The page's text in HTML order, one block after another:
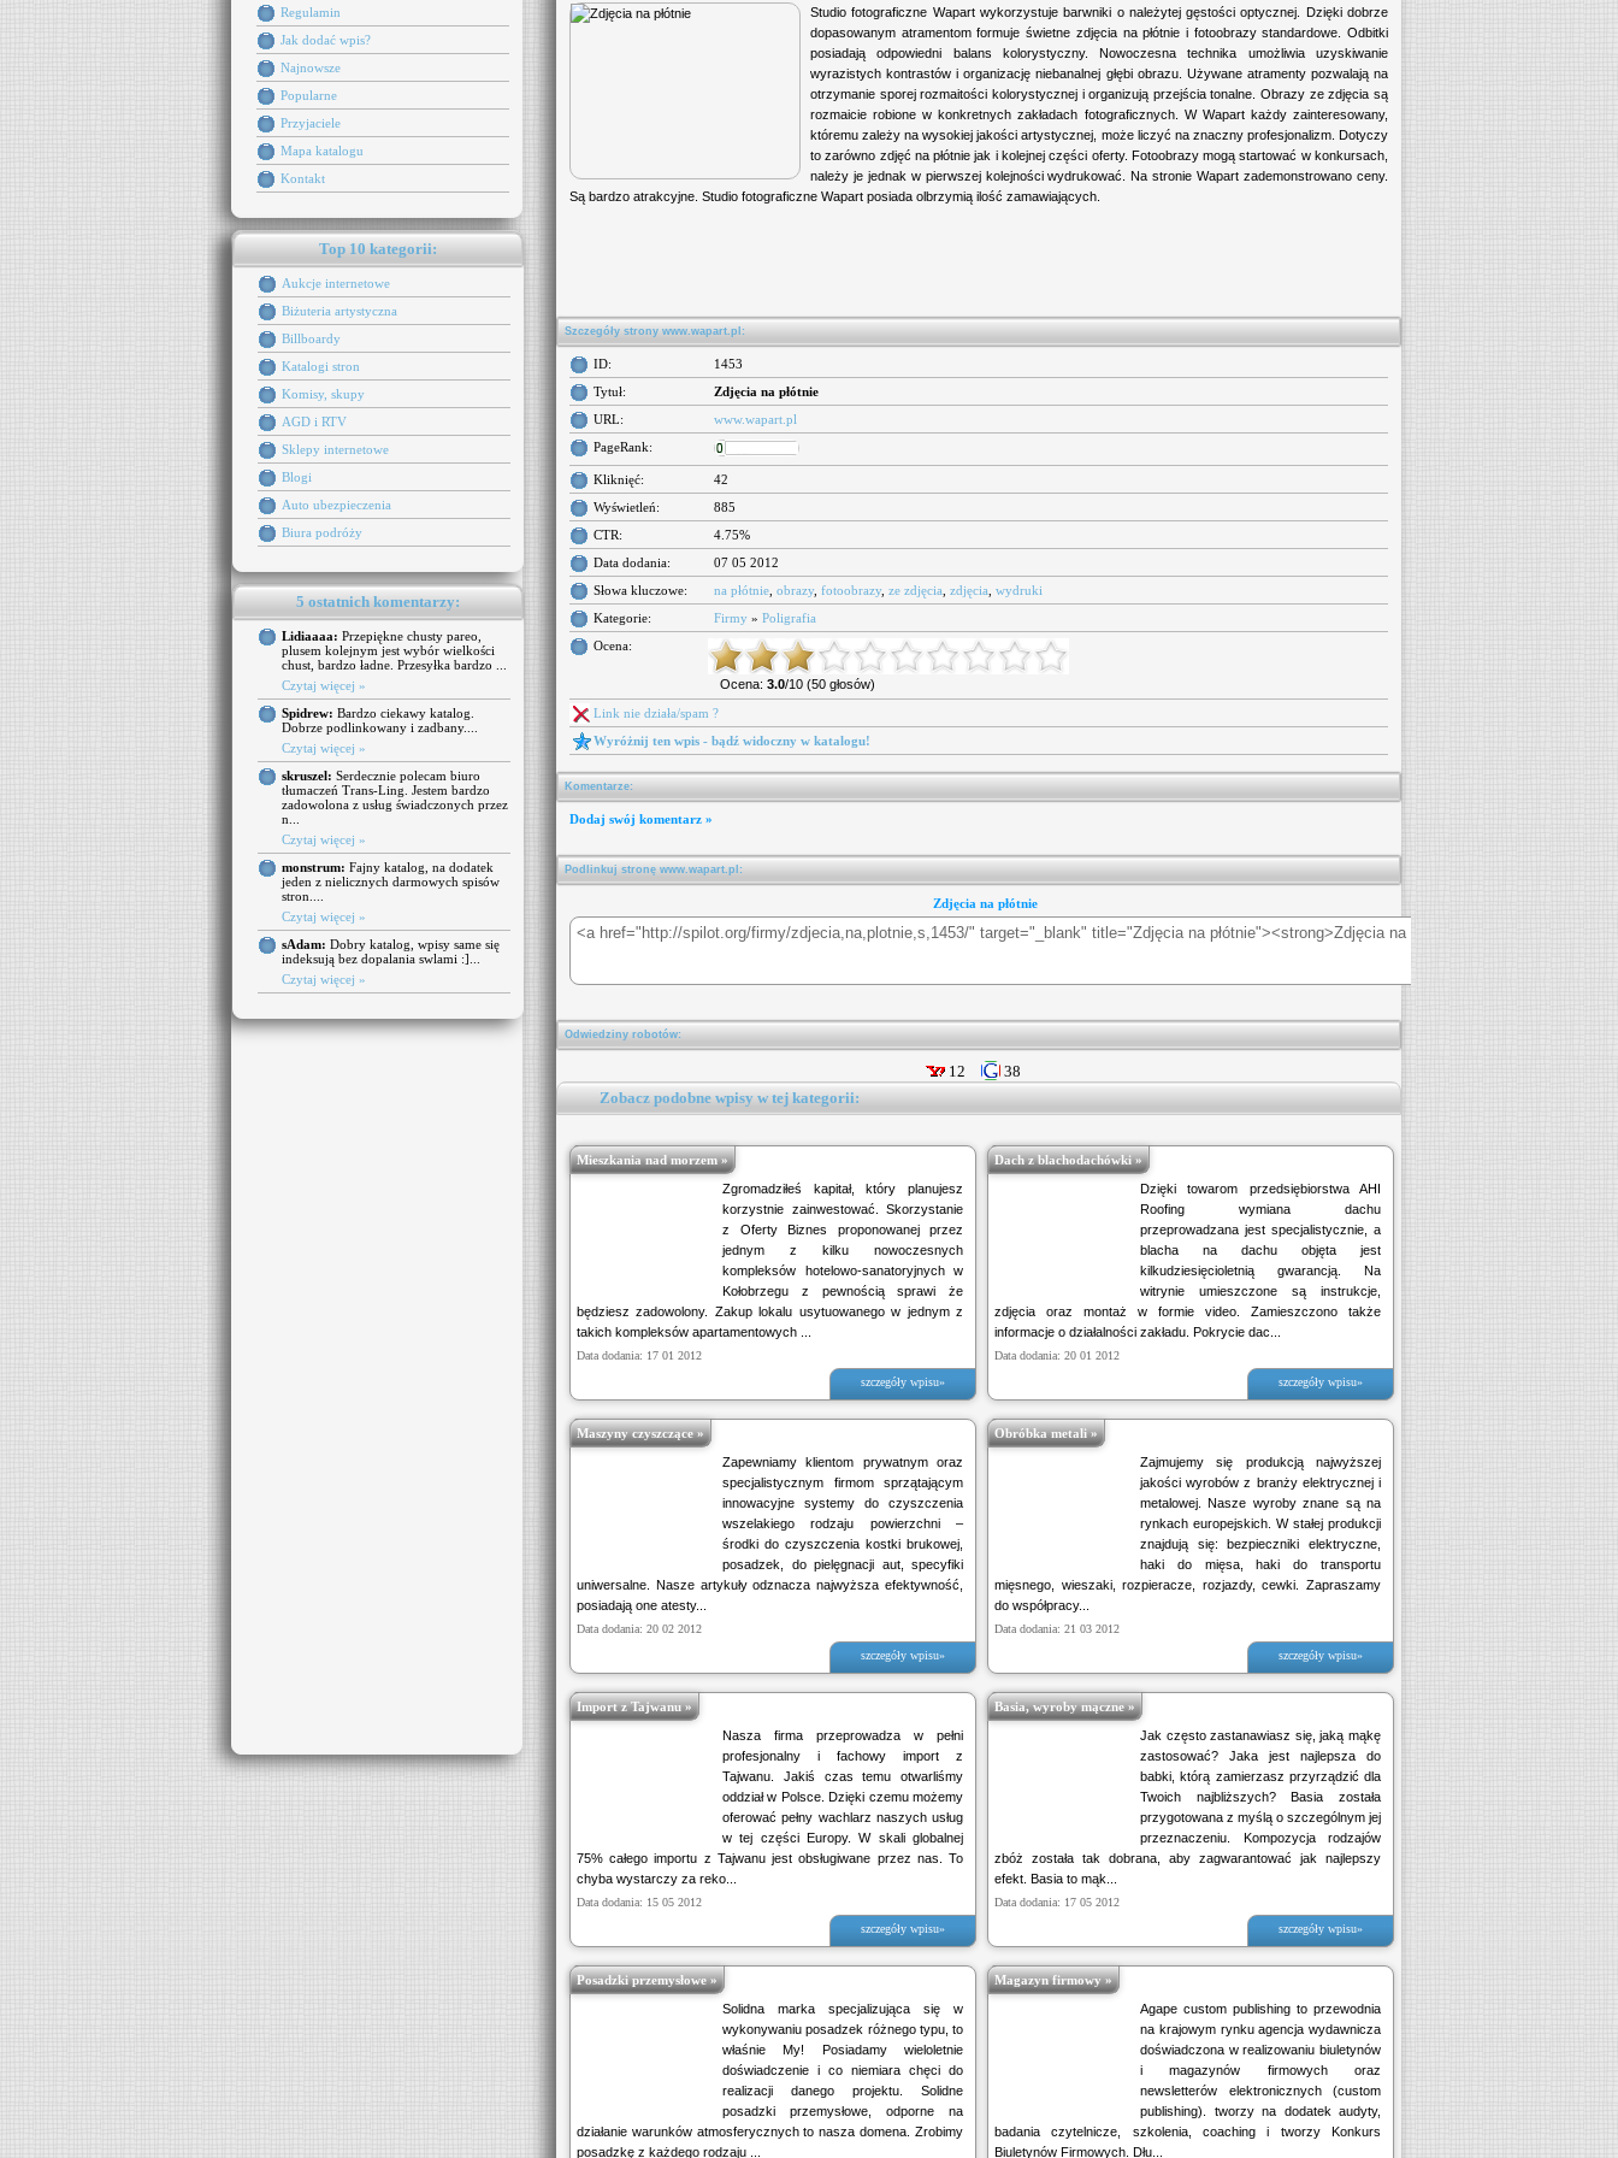
Regulamin
Jak dodać wpis?
Najnowsze
Popularne
Przyjaciele
Mapa katalogu
Kontakt
Top 10 kategorii:
Aukcje internetowe
Biżuteria artystyczna
Billboardy
Katalogi stron
Komisy, skupy
AGD i RTV
Sklepy internetowe
Blogi
Auto ubezpieczenia
Biura podróży
5 ostatnich komentarzy:
Lidiaaaa: Przepiękne chusty pareo,
plusem kolejnym jest wybór wielkości
chust, bardzo ładne. Przesyłka bardzo ...
Czytaj więcej »
Spidrew: Bardzo ciekawy katalog.
Dobrze podlinkowany i zadbany....
Czytaj więcej »
skruszel: Serdecznie polecam biuro
tłumaczeń Trans-Ling. Jestem bardzo
zadowolona z usług świadczonych przez
n...
Czytaj więcej »
monstrum: Fajny katalog, na dodatek
jeden z nielicznych darmowych spisów
stron....
Czytaj więcej »
sAdam: Dobry katalog, wpisy same się
indeksują bez dopalania swlami :]...
Czytaj więcej »
Studio fotograficzne Wapart wykorzystuje barwniki o należytej gęstości optycznej. Dzięki dobrze
dopasowanym atramentom formuje świetne zdjęcia na płótnie i fotoobrazy standardowe. Odbitki
posiadają odpowiedni balans kolorystyczny. Nowoczesna technika umożliwia uzyskiwanie
wyrazistych kontrastów i organizację niebanalnej głębi obrazu. Używane atramenty pozwalają na
otrzymanie sporej rozmaitości kolorystycznej i organizują przejścia tonalne. Obrazy ze zdjęcia są
rozmaicie robione w konkretnych zakładach fotograficznych. W Wapart każdy zainteresowany,
któremu zależy na wysokiej jakości artystycznej, może liczyć na znaczny profesjonalizm. Dotyczy
to zarówno zdjęć na płótnie jak i kolejnej części oferty. Fotoobrazy mogą startować w konkursach,
należy je jednak w pierwszej kolejności wydrukować. Na stronie Wapart zademonstrowano ceny.
Są bardzo atrakcyjne. Studio fotograficzne Wapart posiada olbrzymią ilość zamawiających.
Szczegóły strony www.wapart.pl:
ID:
1453
Tytuł:
Zdjęcia na płótnie
URL:
www.wapart.pl
PageRank:
Kliknięć:
42
Wyświetleń:
885
CTR:
4.75%
Data dodania:
07 05 2012
Słowa kluczowe:
na płótnie obrazy, fotoobrazy, ze zdjęcia zdjęcia wydruki
Kategorie:
Firmy » Poligrafia
Ocena:
Ocena: 3.0/10 (50 głosów)
Link nie działa/spam ?
Wyróżnij ten wpis - bądź widoczny w katalogu!
Komentarze:
Dodaj swój komentarz »
Podlinkuj stronę www.wapart.pl:
Zdjęcia na płótnie
Odwiedziny robotów:
12
38
Zobacz podobne wpisy w tej kategorii:
szczegóły wpisu»
Mieszkania nad morzem »
Zgromadziłeś kapitał, który planujesz
korzystnie zainwestować. Skorzystanie
z Oferty Biznes proponowanej przez
jednym z kilku nowoczesnych
kompleksów hotelowo-sanatoryjnych w
Kołobrzegu z pewnością sprawi że
będziesz zadowolony. Zakup lokalu usytuowanego w jednym z
takich kompleksów apartamentowych ...
Data dodania: 17 01 2012
szczegóły wpisu»
Dach z blachodachówki »
Dzięki towarom przedsiębiorstwa AHI
Roofing wymiana dachu
przeprowadzana jest specjalistycznie, a
blacha na dachu objęta jest
kilkudziesięcioletnią gwarancją. Na
witrynie umieszczone są instrukcje,
zdjęcia oraz montaż w formie video. Zamieszczono także
informacje o działalności zakładu. Pokrycie dac...
Data dodania: 20 01 2012
szczegóły wpisu»
Maszyny czyszczące »
Zapewniamy klientom prywatnym oraz
specjalistycznym firmom sprzątającym
innowacyjne systemy do czyszczenia
wszelakiego rodzaju powierzchni –
środki do czyszczenia kostki brukowej,
posadzek, do pielęgnacji aut, specyfiki
uniwersalne. Nasze artykuły odznacza najwyższa efektywność,
posiadają one atesty...
Data dodania: 20 02 2012
szczegóły wpisu»
Obróbka metali »
Zajmujemy się produkcją najwyższej
jakości wyrobów z branży elektrycznej i
metalowej. Nasze wyroby znane są na
rynkach europejskich. W stałej produkcji
znajdują się: bezpieczniki elektryczne,
haki do mięsa, haki do transportu
mięsnego, wieszaki, rozpieracze, rozjazdy, cewki. Zapraszamy
do współpracy...
Data dodania: 21 03 2012
szczegóły wpisu»
Import z Tajwanu »
Nasza firma przeprowadza w pełni
profesjonalny i fachowy import z
Tajwanu. Jakiś czas temu otwarliśmy
oddział w Polsce. Dzięki czemu możemy
oferować pełny wachlarz naszych usług
w tej części Europy. W skali globalnej
75% całego importu z Tajwanu jest obsługiwane przez nas. To
chyba wystarczy za reko...
Data dodania: 15 05 2012
szczegóły wpisu»
Basia, wyroby mączne »
Jak często zastanawiasz się, jaką mąkę
zastosować? Jaka jest najlepsza do
babki, którą zamierzasz przyrządzić dla
Twoich najbliższych? Basia została
przygotowana z myślą o szczególnym jej
przeznaczeniu. Kompozycja rodzajów
zbóż została tak dobrana, aby zagwarantować jak najlepszy
efekt. Basia to mąk...
Data dodania: 17 05 2012
Posadzki przemysłowe »
Solidna marka specjalizująca się w
wykonywaniu posadzek różnego typu, to
właśnie My! Posiadamy wieloletnie
doświadczenie i co niemiara chęci do
realizacji danego projektu. Solidne
posadzki przemysłowe, odporne na
działanie warunków atmosferycznych to nasza domena. Zrobimy
posadzkę z każdego rodzaju ...
Magazyn firmowy »
Agape custom publishing to przewodnia
na krajowym rynku agencja wydawnicza
doświadczona w realizowaniu biuletynów
i magazynów firmowych oraz
newsletterów elektronicznych (custom
publishing). tworzy na dodatek audyty,
badania czytelnicze, szkolenia, coaching i tworzy Konkurs
Biuletynów Firmowych. Dłu...